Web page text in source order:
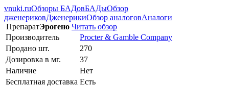
vnuki.ruОбзоры БАДовБАДыОбзор
дженериковДженерикиОбзор аналоговАналоги
ПрепаратЭрогено Читать обзор
Производитель
Procter & Gamble Company
Продано шт.
270
Дозировка в мг.
37
Наличие
Нет
Бесплатная доставка Есть